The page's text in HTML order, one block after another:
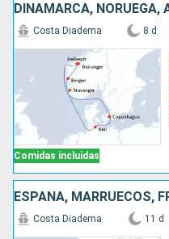
DINAMARCA, NORUEGA,
Comidas incluidas
Costa Diadema 8 d
ESPAÑA, MARRUECOS,
Costa Diadema 11 d